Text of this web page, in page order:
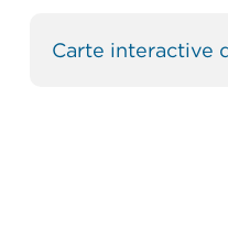
Carte interactive